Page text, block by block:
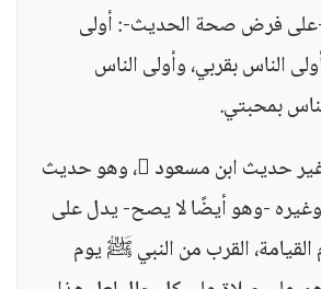
فرض صحة الحديث-: أولى
الناس بقربي، وأولى الناس
بمحبتي.
وجاء حديث آخر غير حديث ابن مسعود ، وهو حديث
وغيره -وهو أيضًا لا يصح- يدل على
القيامة، القرب من النبي ﷺ يوم